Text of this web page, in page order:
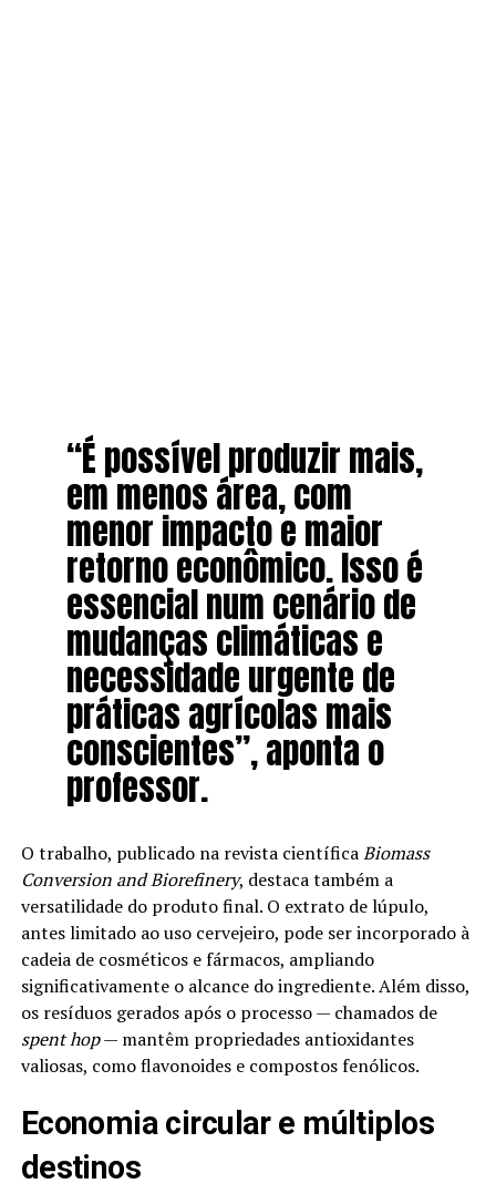
“É possível produzir mais,
em menos área, com
menor impacto e maior
retorno econômico. Isso é
essencial num cenário de
mudanças climáticas e
necessidade urgente de
práticas agrícolas mais
conscientes”, aponta o
professor.
O trabalho, publicado na revista científicaBiomass
Conversion and Biorefinery, destaca também a
versatilidade do produto final. O extrato de lúpulo,
antes limitado ao uso cervejeiro, pode ser incorporado à
cadeia de cosméticos e fármacos, ampliando
significativamente o alcance do ingrediente. Além disso,
os resíduos gerados após o processo — chamados de
spent hop— mantêm propriedades antioxidantes
valiosas, como flavonoides e compostos fenólicos.
Economia circular e múltiplos
destinos